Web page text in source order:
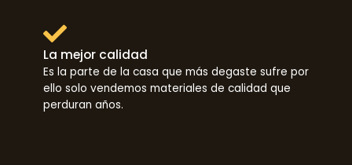
La mejor calidad
Es la parte de la casa que más degaste sufre por
ello solo vendemos materiales de calidad que
perduran años.